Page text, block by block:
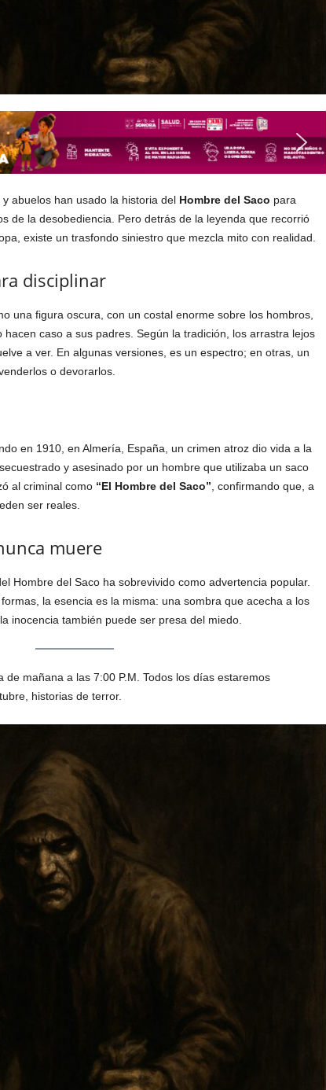
abuelos han usado la historia del Hombre del Saco para
de la desobediencia. Pero detrás de la leyenda que recorrió
existe un trasfondo siniestro que mezcla mito con realidad.
disciplinar
una figura oscura, con un costal enorme sobre los hombros,
caso a sus padres. Según la tradición, los arrastra lejos
a ver. En algunas versiones, es un espectro; en otras, un
o devorarlos.
en 1910, en Almería, España, un crimen atroz dio vida a la
y asesinado por un hombre que utilizaba un saco
al criminal como “El Hombre del Saco” , confirmando que, a
ser reales.
muere
Hombre del Saco ha sobrevivido como advertencia popular.
la esencia es la misma: una sombra que acecha a los
inocencia también puede ser presa del miedo.
de mañana a las 7:00 P.M. Todos los días estaremos
historias de terror.